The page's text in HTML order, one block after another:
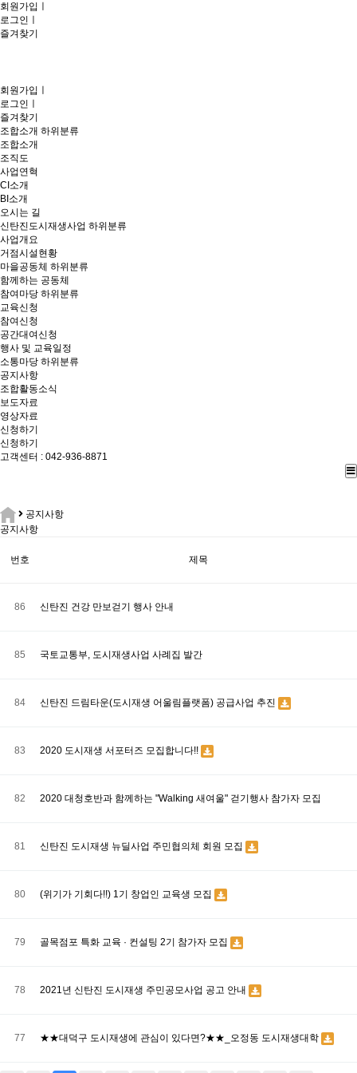
회원가입
로그인
즐겨찾기
회원가입
로그인
즐겨찾기
조합소개 하위분류
조합소개
조직도
사업연혁
CI소개
BI소개
오시는 길
신탄진도시재생사업 하위분류
사업개요
거점시설현황
마을공동체 하위분류
함께하는 공동체
참여마당 하위분류
교육신청
참여신청
공간대여신청
행사 및 교육일정
소통마당 하위분류
공지사항
조합활동소식
보도자료
영상자료
신청하기
신청하기
고객센터 : 042-936-8871
공지사항
공지사항
번호 제목
86 신탄진 건강 만보걷기 행사 안내
85 국토교통부, 도시재생사업 사례집 발간
84 신탄진 드림타운(도시재생 어울림플랫폼) 공급사업 추진
83 2020 도시재생 서포터즈 모집합니다!!
82 2020 대청호반과 함께하는 "Walking 새여울" 걷기행사 참가자 모집
81 신탄진 도시재생 뉴딜사업 주민협의체 회원 모집
80 (위기가 기회다!!) 1기 창업인 교육생 모집
79 골목점포 특화 교육 · 컨설팅 2기 참가자 모집
78 2021년 신탄진 도시재생 주민공모사업 공고 안내
77 ★★대덕구 도시재생에 관심이 있다면?★★_오정동 도시재생대학